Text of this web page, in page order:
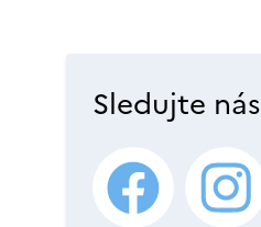
Sledujte nás